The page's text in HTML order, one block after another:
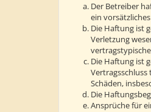
Der Betreiber
ein
Die Haftung ist
Verletzung
Die Haftung ist
Schäden,
Die
Ansprüche für